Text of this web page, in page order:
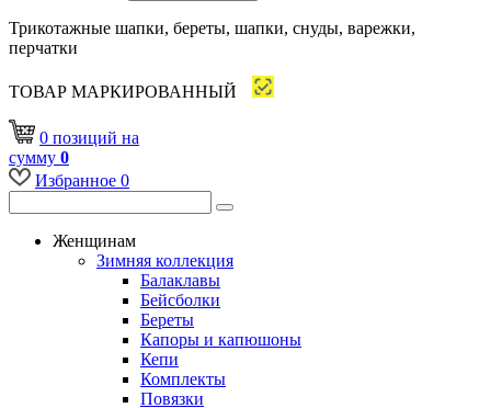
Трикотажные шапки, береты, шапки, снуды, варежки,
перчатки
ТОВАР МАРКИРОВАННЫЙ
0 позиций на
сумму 0
Избранное 0
Женщинам
Зимняя коллекция
Балаклавы
Бейсболки
Береты
Капоры и капюшоны
Кепи
Комплекты
Повязки